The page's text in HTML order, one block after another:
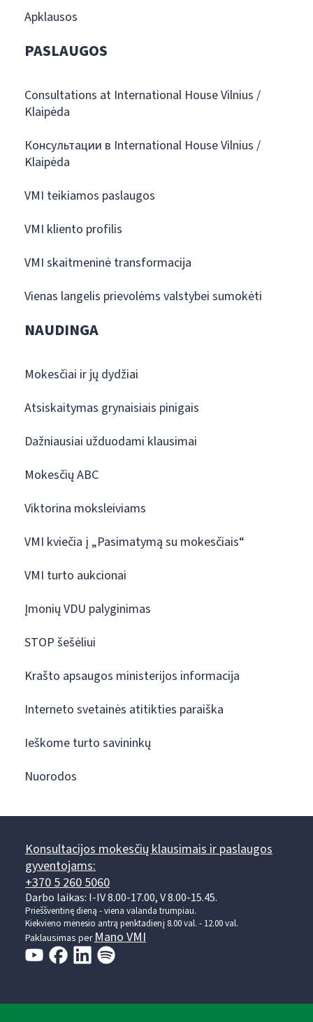
Apklausos
PASLAUGOS
Consultations at International House Vilnius /
Klaipėda
Консультации в International House Vilnius /
Klaipėda
VMI teikiamos paslaugos
VMI kliento profilis
VMI skaitmeninė transformacija
Vienas langelis prievolėms valstybei sumokėti
NAUDINGA
Mokesčiai ir jų dydžiai
Atsiskaitymas grynaisiais pinigais
Dažniausiai užduodami klausimai
Mokesčių ABC
Viktorina moksleiviams
VMI kviečia į „Pasimatymą su mokesčiais“
VMI turto aukcionai
Įmonių VDU palyginimas
STOP šešėliui
Krašto apsaugos ministerijos informacija
Interneto svetainės atitikties paraiška
Ieškome turto savininkų
Nuorodos
Konsultacijos mokesčių klausimais ir paslaugos
gyventojams:
+370 5 260 5060
Darbo laikas: I-IV 8.00-17.00, V 8.00-15.45.
Prieššventinę dieną - viena valanda trumpiau.
Kiekvieno mėnesio antrą penktadienį 8.00 val. - 12.00 val.
Paklausimas per Mano VMI